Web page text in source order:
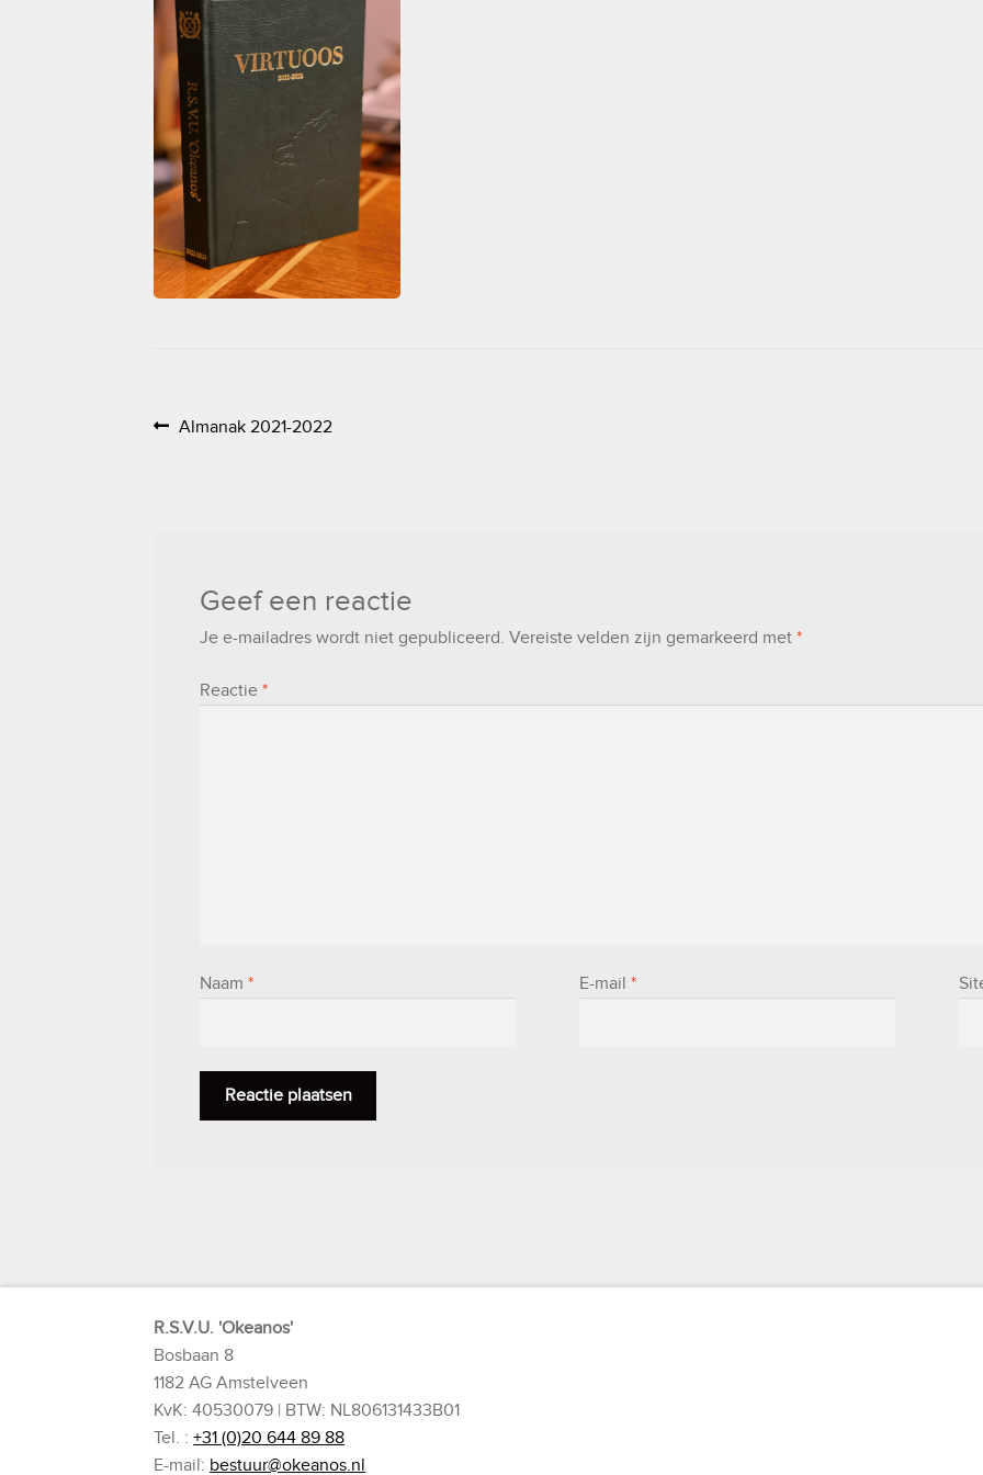
Bericht
Vorig
Almanak 2021-2022
Geef een reactie
Je e-mailadres wordt niet gepubliceerd. Vereiste velden zijn gemarkeerd met *
Reactie *
Naam * E-mail *
R.S.V.U. 'Okeanos'
Bosbaan 8
1182 AG Amstelveen
KvK: 40530079 | BTW: NL806131433B01
Tel. :+31 (0)20 644 89 88
E-mail: bestuur@okeanos.nl